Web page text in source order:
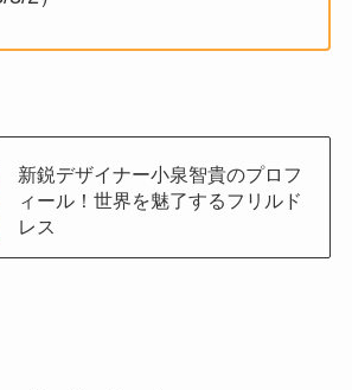
新鋭デザイナー小泉智貴のプロフ
ィール！世界を魅了するフリルド
レス